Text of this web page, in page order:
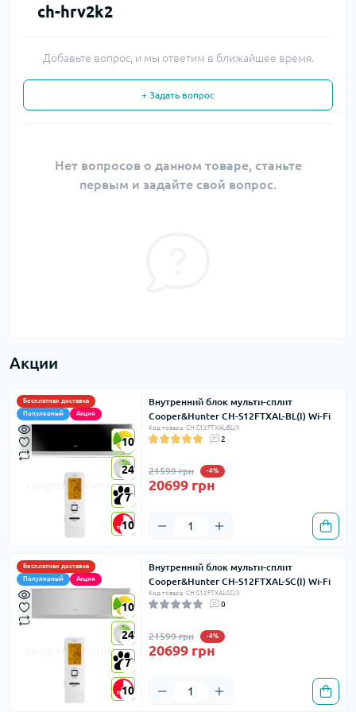
ch-hrv2k2
Добавьте вопрос, и мы ответим в ближайшее время.
+ Задать вопрос
Нет вопросов о данном товаре, станьте
первым и задайте свой вопрос.
Акции
Бесплатная доставка
Популярный
Акция
10
24
7
10
10
24
7
10
Внутренний блок мульти-сплит
Cooper&Hunter CH-S12FTXAL-BL(I) Wi-Fi
Код товара: CH-S12FTXAL-BL(I)
2
21599 грн -4%
20699 грн
Бесплатная доставка
Популярный
Акция
10
24
7
10
10
24
7
10
Внутренний блок мульти-сплит
Cooper&Hunter CH-S12FTXAL-SC(I) Wi-Fi
Код товара: CH-S12FTXAL-SC(I)
0
21599 грн -4%
20699 грн